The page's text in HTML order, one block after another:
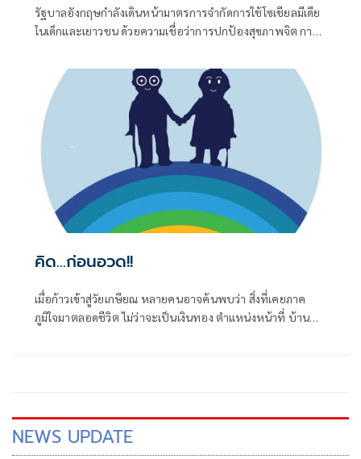
รัฐบาลอังกฤษกำลังเดินหน้ามาตรการจำกัดการใช้โซเชียลมีเดีย
ในเด็กและเยาวชน ด้วยความเชื่อว่าการปกป้องสุขภาพจิต การ
ออนไลน์เติบโตโดยไร้ขอบเขต แม้จะยังมีข้อถกเถียงเรื่องการ
บังคับใช้ แต่ก็สะท้อนให้เห็นว่า หลายประเทศเริ่มมอง "การติด
โซเชียล" เป็นปัญหาสาธารณสุข ไม่ใช่เพียงเรื่องส่วนบุคคล
คิด...ก่อนอวด!!
เมื่อก้าวเข้าสู่วัยเกษียณ หลายคนอาจค้นพบว่า สิ่งที่เคยภาค
ภูมิใจมาตลอดชีวิต ไม่ว่าจะเป็นเงินทอง ตำแหน่งหน้าที่ บ้าน
NEWS UPDATE